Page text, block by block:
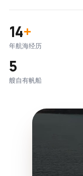
14+
年航海经历
5
艘自有帆船